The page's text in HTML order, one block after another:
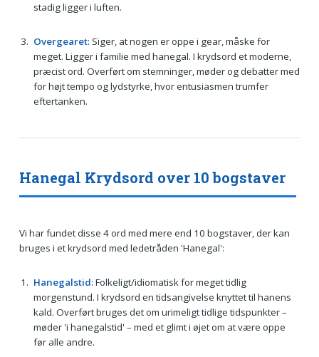
stadig ligger i luften.
Overgearet: Siger, at nogen er oppe i gear, måske for
meget. Ligger i familie med hanegal. I krydsord et moderne,
præcist ord. Overført om stemninger, møder og debatter med
for højt tempo og lydstyrke, hvor entusiasmen trumfer
eftertanken.
Hanegal Krydsord over 10 bogstaver
Vi har fundet disse 4 ord med mere end 10 bogstaver, der kan
bruges i et krydsord med ledetråden 'Hanegal':
Hanegalstid: Folkeligt/idiomatisk for meget tidlig
morgenstund. I krydsord en tidsangivelse knyttet til hanens
kald. Overført bruges det om urimeligt tidlige tidspunkter –
møder 'i hanegalstid' – med et glimt i øjet om at være oppe
før alle andre.